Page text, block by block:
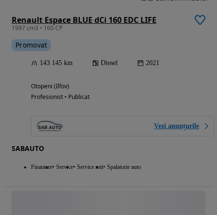
Renault Espace BLUE dCi 160 EDC LIFE
1997 cm3 • 160 CP
Promovat
143 145 km Diesel 2021
Otopeni (Ilfov)
Profesionist • Publicat
Vezi anunțurile
SABAUTO
Finantare Service Service roti Spalatorie auto